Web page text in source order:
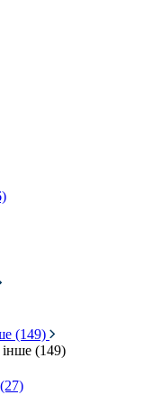
(149)
(149)